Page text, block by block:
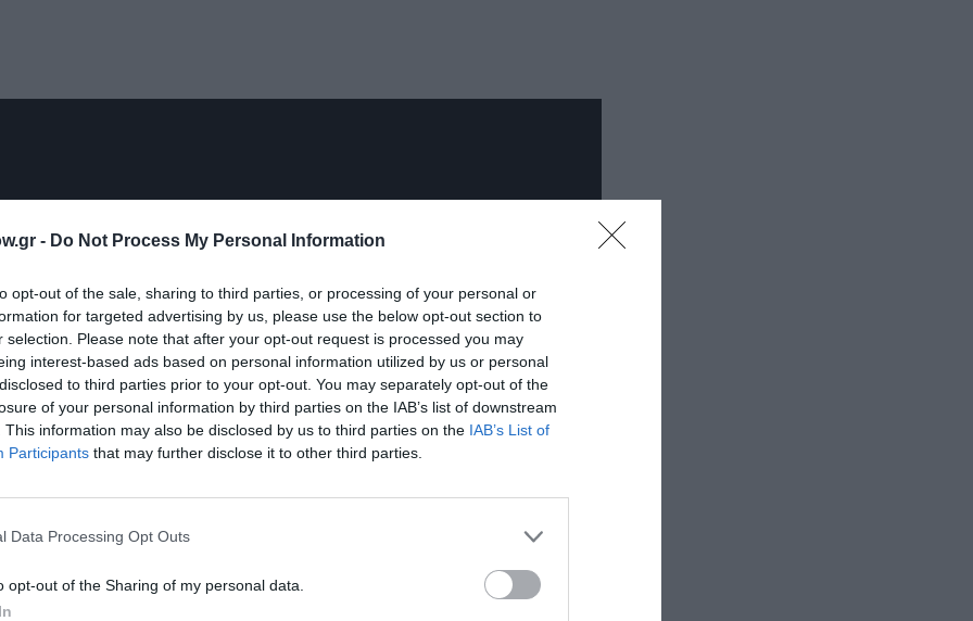
- Do Not Process My Personal Information
opt-out of the sale, sharing to third parties, or processing of your personal or
for targeted advertising by us, please use the below opt-out section to
selection. Please note that after your opt-out request is processed you may
interest-based ads based on personal information utilized by us or personal
to third parties prior to your opt-out. You may separately opt-out of the
of your personal information by third parties on the IAB’s list of downstream
This information may also be disclosed by us to third parties on the IAB’s List of
Participants that may further disclose it to other third parties.
Data Processing Opt Outs
opt-out of the Sharing of my personal data.